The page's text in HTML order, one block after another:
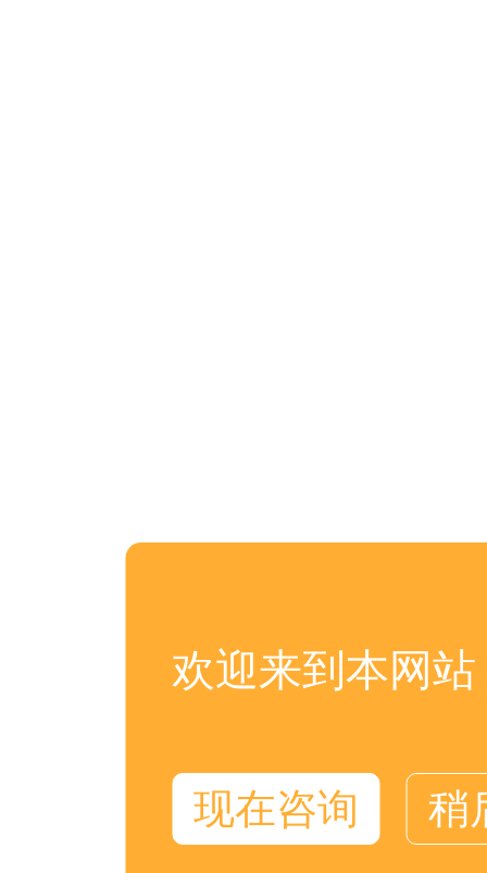
欢迎来到本网
现在咨询 稍